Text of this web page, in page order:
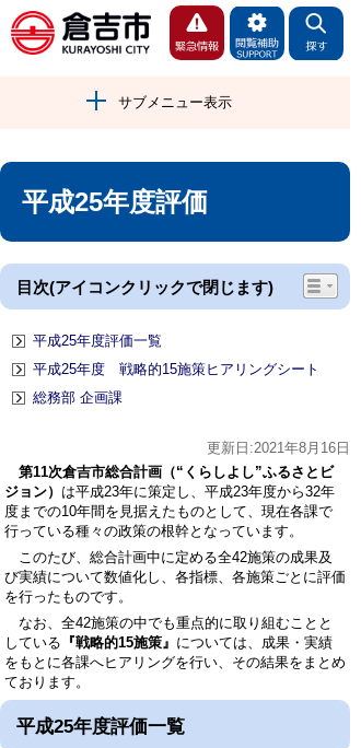
サブメニュー表示
平成25年度評価
目次(アイコンクリックで閉じます)
平成25年度評価一覧
平成25年度 戦略的15施策ヒアリングシート
総務部 企画課
更新日:2021年8月16日
第11次倉吉市総合計画（“くらしよし”ふるさとビ
ジョン） は平成23年に策定し、平成23年度から32年
度までの10年間を見据えたものとして、現在各課で
行っている種々の政策の根幹となっています。
このたび、総合計画中に定める全42施策の成果及
び実績について数値化し、各指標、各施策ごとに評価
を行ったものです。
なお、全42施策の中でも重点的に取り組むことと
している 『戦略的15施策』 については、成果・実績
をもとに各課へヒアリングを行い、その結果をまとめ
ております。
平成25年度評価一覧